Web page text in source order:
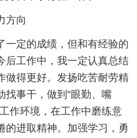
方向
一定的成绩，但和有经验的
后工作中，我一定认真总结
做得更好。发扬吃苦耐劳精
找事干，做到“眼勤、嘴
作环境，在工作中磨练意
的进取精神。加强学习，勇